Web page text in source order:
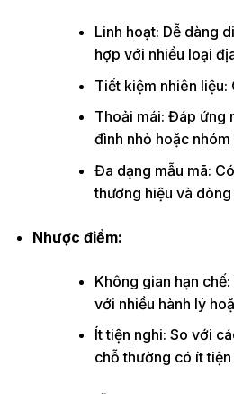
Linh hoạt: Dễ dàng
hợp với nhiều loại
Tiết kiệm nhiên liệu:
Thoải mái: Đáp ứng
đình nhỏ hoặc nhóm
Đa dạng mẫu mã:
thương hiệu và dòng
Nhược điểm:
Không gian hạn
với nhiều hành lý
Ít tiện nghi: So với
chỗ thường có ít tiện